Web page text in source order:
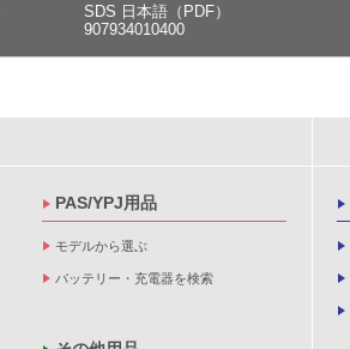
SDS 日本語（PDF）
907934010400
PAS/YPJ用品
モデルから選ぶ
バッテリー・充電器を検索